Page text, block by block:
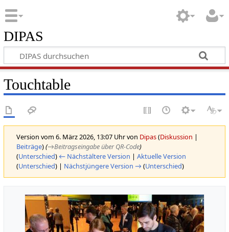
DIPAS
Touchtable
Version vom 6. März 2026, 13:07 Uhr von Dipas(Diskussion |
Beiträge)(→‎Beitragseingabe über QR-Code)
(Unterschied) ← Nächstältere Version | Aktuelle Version
(Unterschied) | Nächstjüngere Version → (Unterschied)